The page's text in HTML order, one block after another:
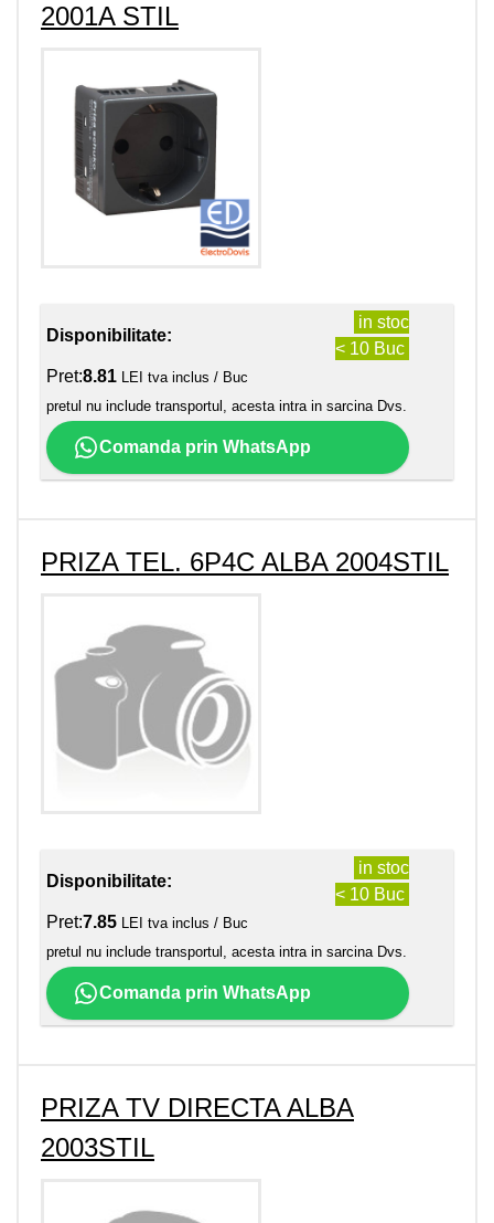
2001A STIL
Disponibilitate:
in stoc
< 10 Buc
Pret:8.81 LEI tva inclus / Buc
pretul nu include transportul, acesta intra in sarcina Dvs.
Comanda prin WhatsApp
PRIZA TEL. 6P4C ALBA 2004STIL
Disponibilitate:
in stoc
< 10 Buc
Pret:7.85 LEI tva inclus / Buc
pretul nu include transportul, acesta intra in sarcina Dvs.
Comanda prin WhatsApp
PRIZA TV DIRECTA ALBA
2003STIL